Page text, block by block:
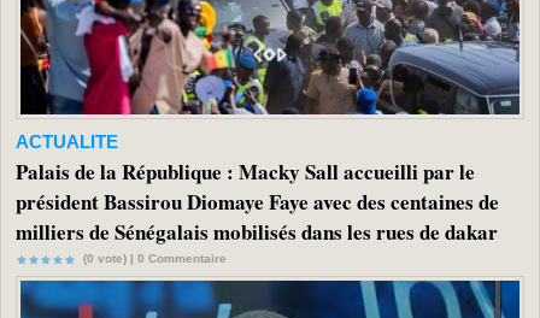
ACTUALITE
Palais de la République : Macky Sall accueilli par le
président Bassirou Diomaye Faye avec des centaines de
milliers de Sénégalais mobilisés dans les rues de dakar
(0 vote) | 0 Commentaire